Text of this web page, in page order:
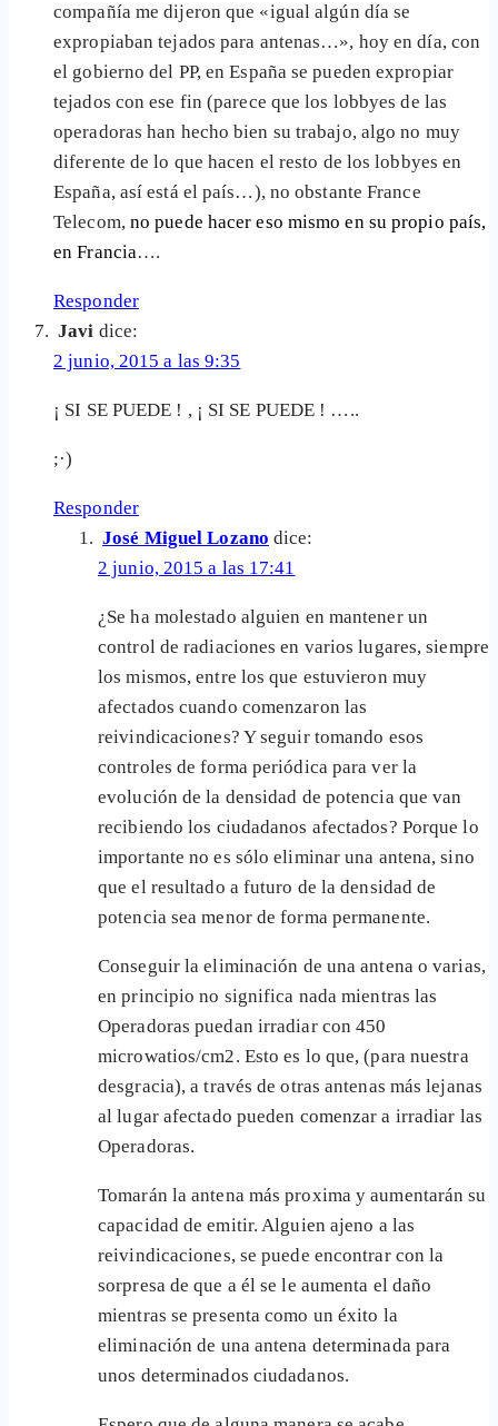
compañía me dijeron que «igual algún día se
expropiaban tejados para antenas…», hoy en día, con
el gobierno del PP, en España se pueden expropiar
tejados con ese fin (parece que los lobbyes de las
operadoras han hecho bien su trabajo, algo no muy
diferente de lo que hacen el resto de los lobbyes en
España, así está el país…), no obstante France
Telecom, no puede hacer eso mismo en su propio país,
en Francia….
Responder
Javi dice:
2 junio, 2015 a las 9:35
¡ SI SE PUEDE ! , ¡ SI SE PUEDE ! …..
;·)
Responder
José Miguel Lozano dice:
2 junio, 2015 a las 17:41
¿Se ha molestado alguien en mantener un
control de radiaciones en varios lugares, siempre
los mismos, entre los que estuvieron muy
afectados cuando comenzaron las
reivindicaciones? Y seguir tomando esos
controles de forma periódica para ver la
evolución de la densidad de potencia que van
recibiendo los ciudadanos afectados? Porque lo
importante no es sólo eliminar una antena, sino
que el resultado a futuro de la densidad de
potencia sea menor de forma permanente.
Conseguir la eliminación de una antena o varias,
en principio no significa nada mientras las
Operadoras puedan irradiar con 450
microwatios/cm2. Esto es lo que, (para nuestra
desgracia), a través de otras antenas más lejanas
al lugar afectado pueden comenzar a irradiar las
Operadoras.
Tomarán la antena más proxima y aumentarán su
capacidad de emitir. Alguien ajeno a las
reivindicaciones, se puede encontrar con la
sorpresa de que a él se le aumenta el daño
mientras se presenta como un éxito la
eliminación de una antena determinada para
unos determinados ciudadanos.